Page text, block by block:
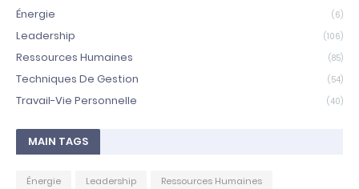
Énergie (6)
Leadership (106)
Ressources Humaines (85)
Techniques De Gestion (54)
Travail-Vie Personnelle (40)
MAIN TAGS
Énergie Leadership
Ressources Humaines